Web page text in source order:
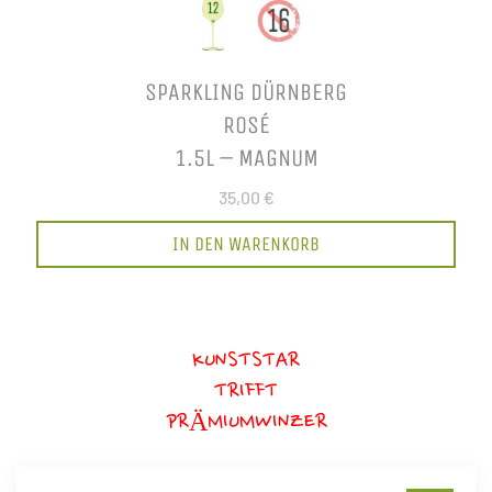
SPARKLING DÜRNBERG
ROSÉ
1.5L – MAGNUM
35,00 €
IN DEN WARENKORB
KUNSTSTAR
TRIFFT
PRÄMIUMWINZER